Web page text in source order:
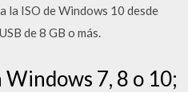
la ISO de Windows 10 desde
de 8 GB o más.
7, 8 o 10;